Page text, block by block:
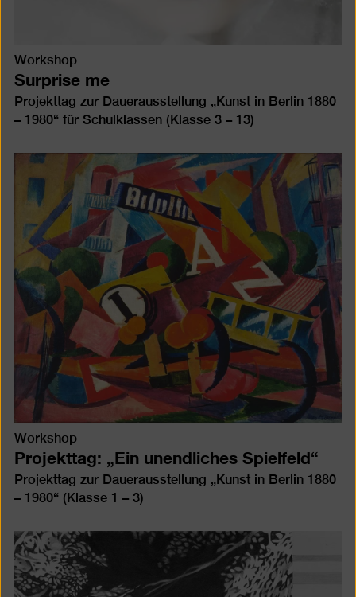
Workshop
Surprise me
Projekttag zur Dauerausstellung „Kunst in Berlin 1880
– 1980“ für Schulklassen (Klasse 3 – 13)
Workshop
Projekttag: „Ein unendliches Spielfeld“
Projekttag zur Dauerausstellung „Kunst in Berlin 1880
– 1980“ (Klasse 1 – 3)